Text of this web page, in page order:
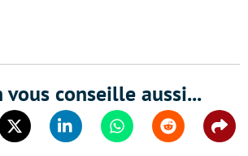
vous conseille aussi...
Twitter Linkedin WhatsappReddit